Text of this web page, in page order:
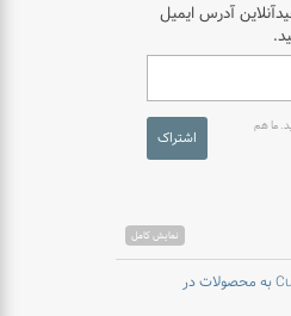
آدرس ایمیل
ما هم
اشتراک
نمایش کامل
اضافه کردن Custom Field به محصولات در